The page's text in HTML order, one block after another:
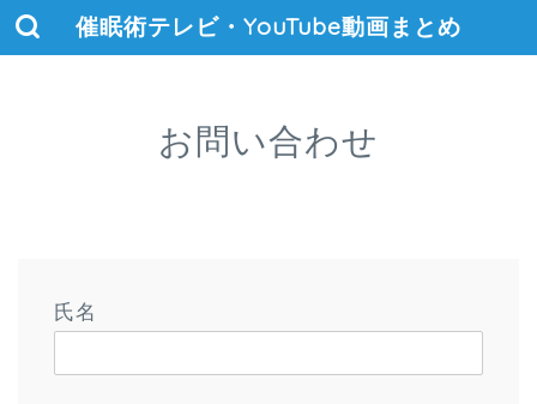
催眠術テレビ・YouTube動画まとめ
お問い合わせ
氏名